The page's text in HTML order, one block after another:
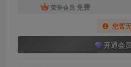
荣誉会员 免费
您暂
开通会员